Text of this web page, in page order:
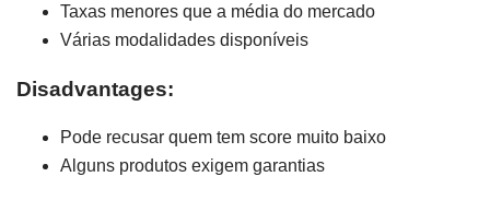
Taxas menores que a média do mercado
Várias modalidades disponíveis
Disadvantages:
Pode recusar quem tem score muito baixo
Alguns produtos exigem garantias